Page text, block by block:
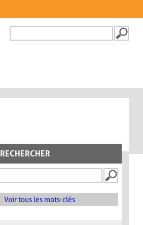
FORMULAIRE DE
RECHERCHER
Voir tous les mots-clés